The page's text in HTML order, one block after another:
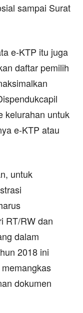
sampai Surat
e-KTP itu juga
daftar pemilih
kelurahan untuk
e-KTP atau
untuk
RT/RW dan
dalam
2018 ini
dokumen